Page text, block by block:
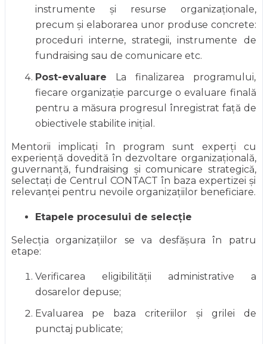
instrumente și resurse organizaționale,
precum și elaborarea unor produse concrete:
proceduri interne, strategii, instrumente de
fundraising sau de comunicare etc.
Post-evaluare La finalizarea programului,
fiecare organizație parcurge o evaluare finală
pentru a măsura progresul înregistrat față de
obiectivele stabilite inițial.
Mentorii implicați în program sunt experți cu
experiență dovedită în dezvoltare organizațională,
guvernanță, fundraising și comunicare strategică,
selectați de Centrul CONTACT în baza expertizei și
relevanței pentru nevoile organizațiilor beneficiare.
Etapele procesului de selecție
Selecția organizațiilor se va desfășura în patru
etape:
Verificarea eligibilității administrative a
dosarelor depuse;
Evaluarea pe baza criteriilor și grilei de
punctaj publicate;